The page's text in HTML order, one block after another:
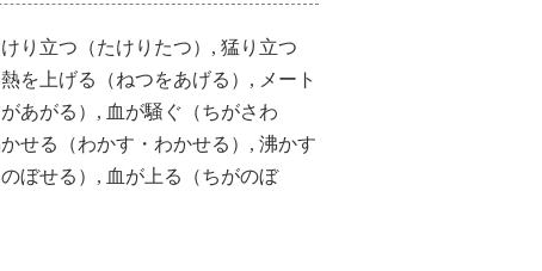
り立つ（たけりたつ）, 猛り立つ
を上げる（ねつをあげる）, メート
あがる）, 血が騒ぐ（ちがさわ
せる（わかす・わかせる）, 沸かす
ぼせる）, 血が上る（ちがのぼ